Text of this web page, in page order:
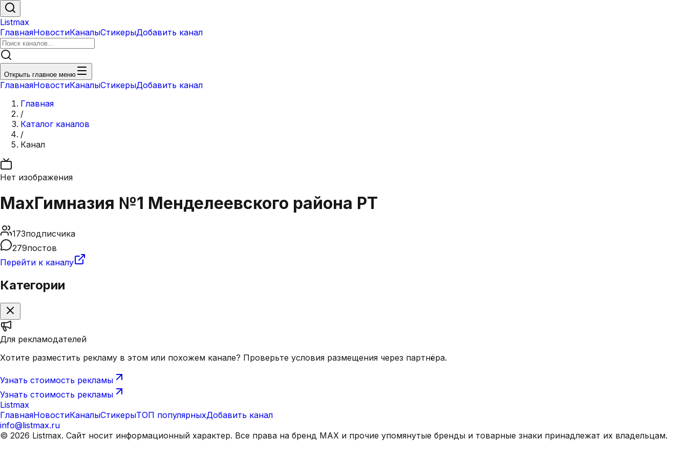
Listmax
ГлавнаяНовостиКаналыСтикерыДобавить канал
Открыть главное меню
ГлавнаяНовостиКаналыСтикерыДобавить канал
Главная
/
Каталог каналов
/
Канал
Нет изображения
MaxГимназия №1 Менделеевского района РТ
173подписчика
279постов
Перейти к каналу
Категории
Для рекламодателей
Хотите разместить рекламу в этом или похожем канале? Проверьте условия размещения через партнёра.
Узнать стоимость рекламы
Узнать стоимость рекламы
Listmax
ГлавнаяНовостиКаналыСтикерыТОП популярныхДобавить канал
info@listmax.ru
© 2026 Listmax. Сайт носит информационный характер. Все права на бренд MAX и прочие упомянутые бренды и товарные знаки принадлежат их владельцам.